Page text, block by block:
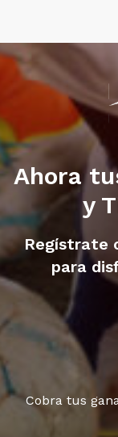
Ahora
y
Regístrate
para
Cobra tus